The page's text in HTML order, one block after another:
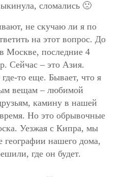
сломались 🙁
не скучаю ли я по
на этот вопрос. До
Москве, последние 4
Сейчас – это Азия.
то еще. Бывает, что я
вещам – любимой
камину в нашей
Но это обрывочные
Уезжая с Кипра, мы
географии нашего дома,
где он будет.